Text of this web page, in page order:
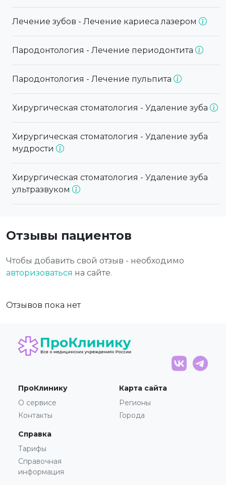
Лечение зубов - Лечение кариеса лазером
Пародонтология - Лечение периодонтита
Пародонтология - Лечение пульпита
Хирургическая стоматология - Удаление зуба
Хирургическая стоматология - Удаление зуба
мудрости
Хирургическая стоматология - Удаление зуба
ультразвуком
Отзывы пациентов
Чтобы добавить свой отзыв - необходимо
авторизоваться на сайте.
Отзывов пока нет
ПроКлинику
О сервисе
Контакты
Карта сайта
Регионы
Города
Справка
Тарифы
Справочная
информация